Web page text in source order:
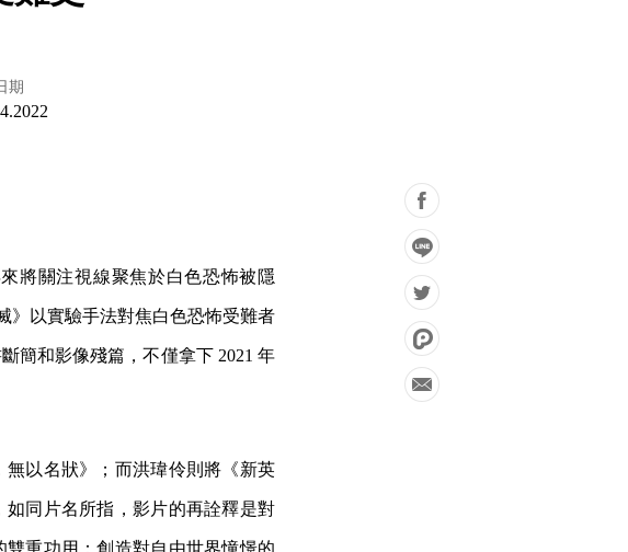
期
將關注視線聚焦於白色恐怖被隱
以實驗手法對焦白色恐怖受難者
簡和影像殘篇，不僅拿下 2021 年
以名狀》；而洪瑋伶則將《新英
同片名所指，影片的再詮釋是對
雙重功用：創造對自由世界憧憬的